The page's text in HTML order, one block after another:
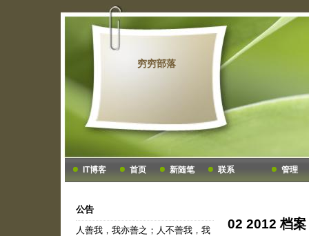
穷穷部落
IT博客 首页 新随笔 联系 管理
公告
人善我，我亦善之；人不善我，我
02 2012 档案